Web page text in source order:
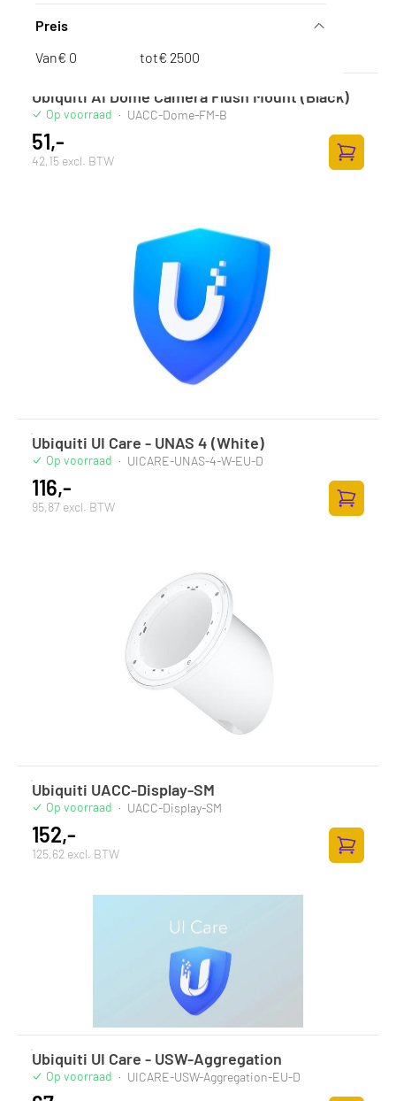
Preis
Van€ tot€
Ubiquiti AI Dome Camera Flush Mount (Black)
Op voorraad · UACC-Dome-FM-B
51,-
42,15 excl. BTW
Zum
Ubiquiti UI Care - UNAS 4 (White)
Op voorraad · UICARE-UNAS-4-W-EU-D
116,-
95,87 excl. BTW
Zum
Ubiquiti UACC-Display-SM
Op voorraad · UACC-Display-SM
152,-
125,62 excl. BTW
Zum
Ubiquiti UI Care - USW-Aggregation
Op voorraad · UICARE-USW-Aggregation-EU-D